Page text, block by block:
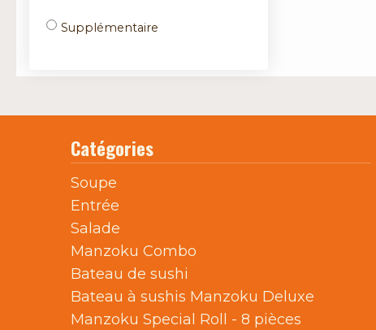
Supplémentaire
Catégories
Soupe
Entrée
Salade
Manzoku Combo
Bateau de sushi
Bateau à sushis Manzoku Deluxe
Manzoku Special Roll - 8 pièces